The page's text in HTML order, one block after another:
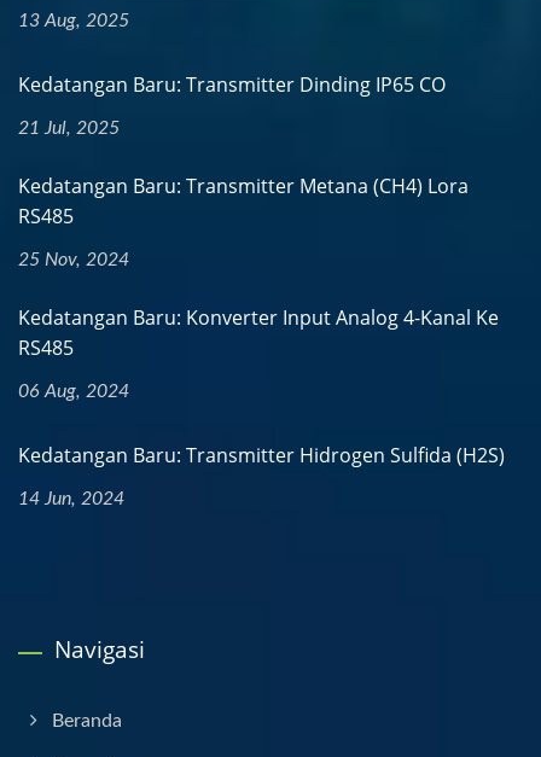
13 Aug, 2025
Kedatangan Baru: Transmitter Dinding IP65 CO
21 Jul, 2025
Kedatangan Baru: Transmitter Metana (CH4) Lora
RS485
25 Nov, 2024
Kedatangan Baru: Konverter Input Analog 4-Kanal Ke
RS485
06 Aug, 2024
Kedatangan Baru: Transmitter Hidrogen Sulfida (H2S)
14 Jun, 2024
Navigasi
Beranda